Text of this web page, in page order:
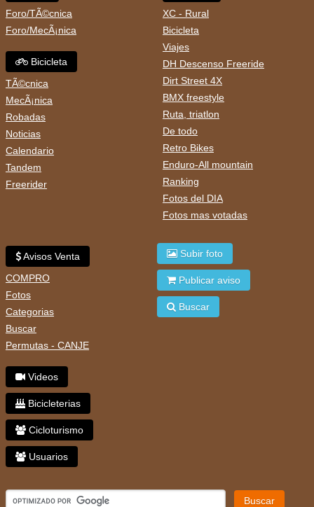
Foro/TÃ©cnica
Foro/MecÃ¡nica
Bicicleta
TÃ©cnica
MecÃ¡nica
Robadas
Noticias
Calendario
Tandem
Freerider
XC - Rural
Bicicleta
Viajes
DH Descenso Freeride
Dirt Street 4X
BMX freestyle
Ruta, triatlon
De todo
Retro Bikes
Enduro-All mountain
Ranking
Fotos del DIA
Fotos mas votadas
Avisos Venta
COMPRO
Fotos
Categorias
Buscar
Permutas - CANJE
Videos
Bicicleterias
Cicloturismo
Usuarios
Subir foto
Publicar aviso
Buscar
Buscar